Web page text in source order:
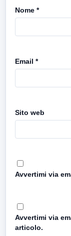
Nome *
Email *
Sito web
Avvertimi via
Avvertimi via
articolo.